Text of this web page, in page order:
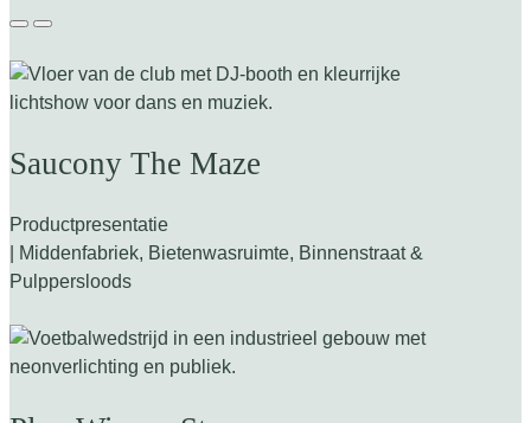
Saucony The Maze
Productpresentatie
| Middenfabriek, Bietenwasruimte, Binnenstraat &
Pulppersloods